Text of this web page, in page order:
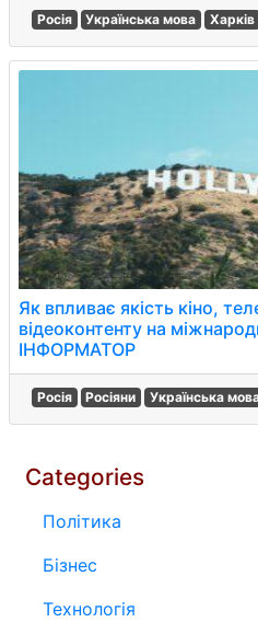
Росія Українська мова Харків
Як впливає якість кіно,
відеоконтенту на
ІНФОРМАТОР
Росія Росіяни Українська
Categories
Політика
Бізнес
Технологія